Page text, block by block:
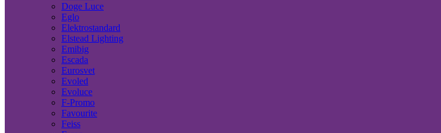
Doge Luce
Eglo
Elektrostandard
Elstead Lighting
Emibig
Escada
Eurosvet
Evoled
Evoluce
F-Promo
Favourite
Feiss